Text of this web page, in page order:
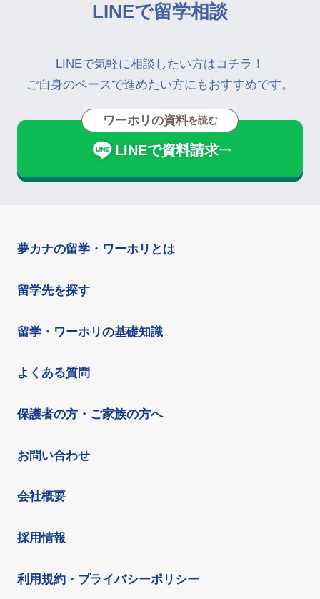
LINEで留学相談
LINEで気軽に相談したい方はコチラ！
ご自身のペースで進めたい方にもおすすめです。
ワーホリの資料を読む
LINEで資料請求
夢カナの留学・ワーホリとは
留学先を探す
留学・ワーホリの基礎知識
よくある質問
保護者の方・ご家族の方へ
お問い合わせ
会社概要
採用情報
利用規約・プライバシーポリシー